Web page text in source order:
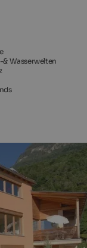
Wasserwelten